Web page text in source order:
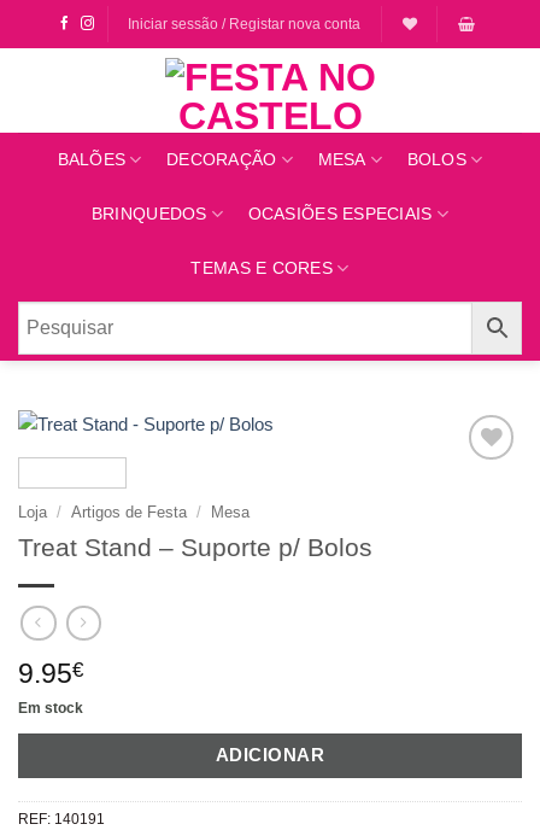
Iniciar sessão / Registar nova conta
BALÕES DECORAÇÃO MESA BOLOS
BRINQUEDOS OCASIÕES ESPECIAIS
TEMAS E CORES
Loja / Artigos de Festa / Mesa
Treat Stand – Suporte p/ Bolos
9.95€
Em stock
ADICIONAR
REF: 140191